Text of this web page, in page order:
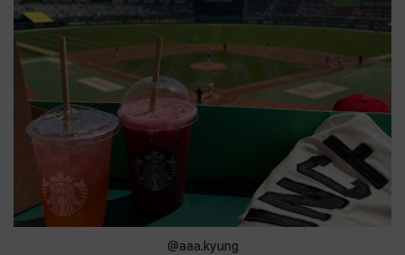
@aaa.kyung